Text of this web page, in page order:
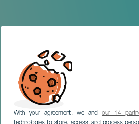
With your agreement, we andour 14